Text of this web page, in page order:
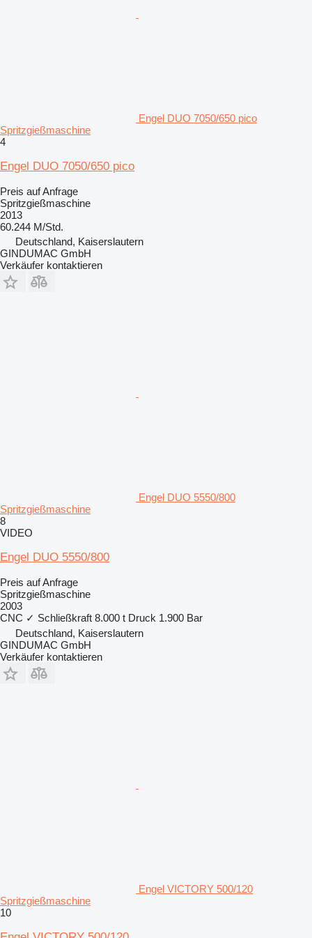
Engel DUO 7050/650 pico
Spritzgießmaschine
4
Engel DUO 7050/650 pico
Preis auf Anfrage
Spritzgießmaschine
2013
60.244 M/Std.
Deutschland, Kaiserslautern
GINDUMAC GmbH
Verkäufer kontaktieren
Engel DUO 5550/800
Spritzgießmaschine
8
VIDEO
Engel DUO 5550/800
Preis auf Anfrage
Spritzgießmaschine
2003
CNC ✓ Schließkraft 8.000 t Druck 1.900 Bar
Deutschland, Kaiserslautern
GINDUMAC GmbH
Verkäufer kontaktieren
Engel VICTORY 500/120
Spritzgießmaschine
10